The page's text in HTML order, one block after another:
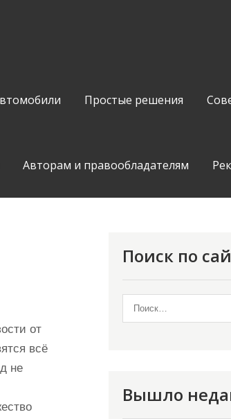
Простые решения
Авторам и правообладателям
от
всё
не
Поиск по
Вышло